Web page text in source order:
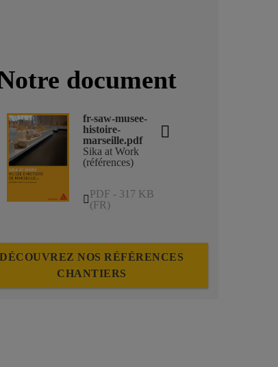
document
fr-saw-musee-
histoire-
marseille.pdf
Sika at Work
(références)
PDF - 317 KB
(FR)
DÉCOUVREZ NOS RÉFÉRENCES
CHANTIERS